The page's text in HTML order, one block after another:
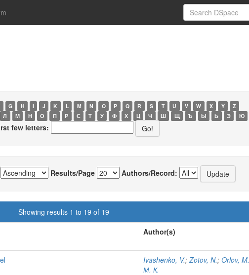
G H I J K L M N O P Q R S T U V W X Y
Z
Л М Н О П Р С Т У Ф Х Ц Ч Ш Щ Ъ Ы Ь Э Ю
few letters:
Results/Page Authors/Record:
Showing results 1 to 19 of 19
Author(s)
Ivashenko, V.;Zotov, N.; Orlov, M.
М. К.